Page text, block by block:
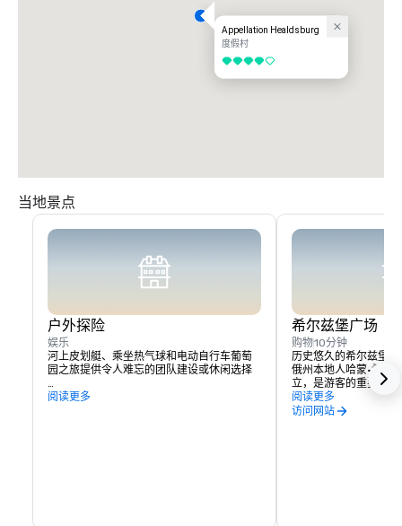
Appellation Healdsburg
度假村
4/5
当地景点
户外探险
娱乐
河上皮划艇、乘坐热气球和电动自行车葡萄
园之旅提供令人难忘的团队建设或休闲选择
附近的索诺玛湖提供远足和划船的机会。
阅读更多
希尔兹堡广场
购物10分钟
历史悠久的希尔兹堡
俄州本地人哈蒙·希尔
立，是游客的重要接
酒体验、住宿和活动
实际上，你可以花几
阅读更多
访问网站